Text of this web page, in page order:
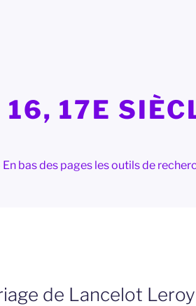
17E
bas des pages les outils de
de Lancelot